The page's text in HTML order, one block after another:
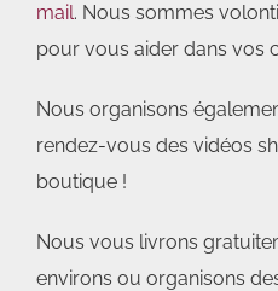
mail. Nous sommes
pour vous aider dans vos
Nous organisons
rendez-vous des vidéos
boutique !
Nous vous livrons
environs ou organisons